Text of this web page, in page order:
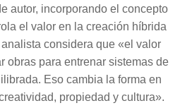
autor, incorporando el concepto
el valor en la creación híbrida
considera que «el valor
obras para entrenar sistemas de
Eso cambia la forma en
propiedad y cultura».